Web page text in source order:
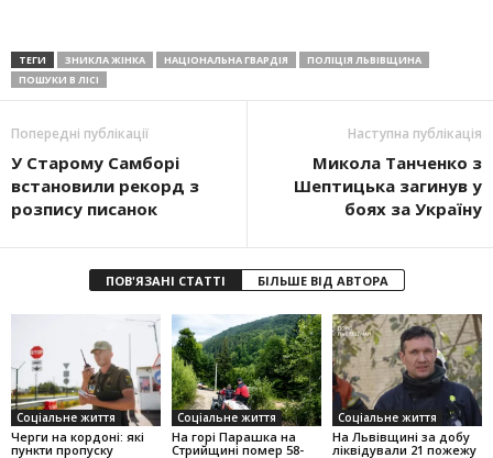
ТЕГИ ЗНИКЛА ЖІНКА НАЦІОНАЛЬНА ГВАРДІЯ
ПОЛІЦІЯ ЛЬВІВЩИНА
ПОШУКИ В ЛІСІ
Попередні публікації
У Старому Самборі
встановили рекорд з
розпису писанок
Наступна публікація
Микола Танченко з
Шептицька загинув у
боях за Україну
ПОВ'ЯЗАНІ СТАТТІ БІЛЬШЕ ВІД АВТОРА
Соціальне життя
Черги на кордоні: які
пункти пропуску
Соціальне життя
На горі Парашка на
Стрийщині помер 58-
Соціальне життя
На Львівщині за добу
ліквідували 21 пожежу